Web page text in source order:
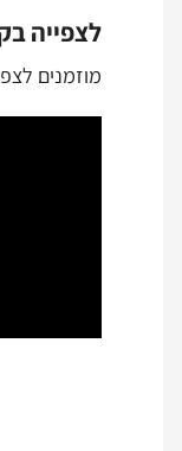
לצפייה
מוזמנים